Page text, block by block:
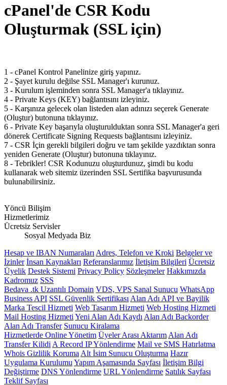
cPanel'de CSR Kodu
Oluşturmak (SSL için)
1 - cPanel Kontrol Panelinize giriş yapınız.
2 - Şayet kurulu değilse SSL Manager'ı kurunuz.
3 - Kurulum işleminden sonra SSL Manager'a tıklayınız.
4 - Private Keys (KEY) bağlantısını izleyiniz.
5 - Karşınıza gelecek olan listeden alan adınızı seçerek Generate
(Oluştur) butonuna tıklayınız.
6 - Private Key başarıyla oluşturulduktan sonra SSL Manager'a geri
dönerek Certificate Signing Requests bağlantısını izleyiniz.
7 - CSR İçin gerekli bilgileri doğru ve tam şekilde yazdıktan sonra
yeniden Generate (Oluştur) butonuna tıklayınız.
8 - Tebrikler! CSR Kodunuzu oluşturdunuz, şimdi bu kodu
kullanarak web sitemiz üzerinden SSL Sertifika başvurusunda
bulunabilirsiniz.
Yöncü Bilişim
Hizmetlerimiz
Ücretsiz Servisler
Sosyal Medyada Biz
Hesap ve IBAN Numaraları Adres, Telefon ve Kroki Belgeler ve
İzinler İnsan Kaynakları Referanslarımız İletişim Bilgileri Ücretsiz
Üyelik Destek Sistemi Privacy Policy Sözleşmeler Hakkımızda
Kadromuz SSS
Bedava .tk Uzantılı Domain VDS, VPS Sanal Sunucu WhatsApp
Business API SSL Güvenlik Sertifikası Alan Adı API ve Bayilik
Marka Tescil Hizmeti Web Tasarım Hizmeti Web Hosting Hizmeti
Mail Hosting Hizmeti Yeni Alan Adı Kaydı Alan Adı Backorder
Alan Adı Transfer Sunucu Kiralama
Hizmetlerde Online Yönetim Üyeler Arası Aktarım Alan Adı
Transfer Kilidi A Record IP Yönlendirme Mail ve SMS Hatırlatma
Whois Gizlilik Koruma Alt İsim Sunucu Oluşturma Hazır
Uygulama Kurulumu Yapım Aşamasında Sayfası İletişim Bilgi
Değiştirme DNS Yönlendirme URL Yönlendirme Satılık Sayfası
Teklif Sayfası